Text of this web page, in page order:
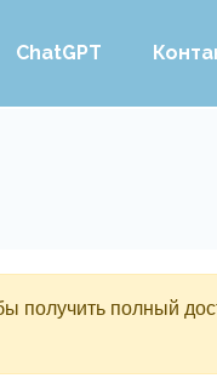
ChatGPT
получить полный